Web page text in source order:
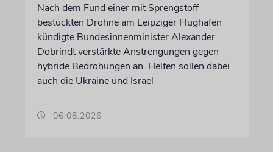
Nach dem Fund einer mit Sprengstoff
bestückten Drohne am Leipziger Flughafen
kündigte Bundesinnenminister Alexander
Dobrindt verstärkte Anstrengungen gegen
hybride Bedrohungen an. Helfen sollen dabei
auch die Ukraine und Israel
06.08.2026